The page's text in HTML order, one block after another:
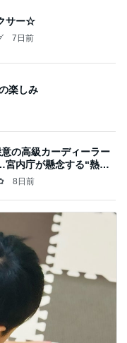
サー☆
7日前
楽しみ
の高級カーディーラー
内庁が懸念する“熱心
8日前